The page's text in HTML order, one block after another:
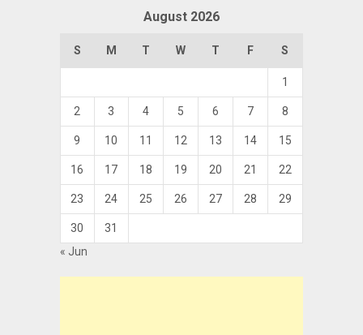
August 2026
S M T W T F S
1
2 3 4 5 6 7 8
9 10 11 12 13 14 15
16 17 18 19 20 21 22
23 24 25 26 27 28 29
30
31
« Jun